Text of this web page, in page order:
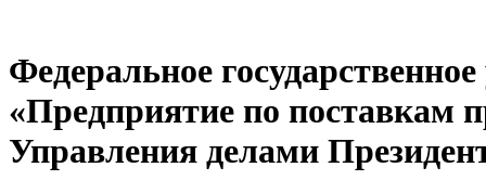
Федеральное
«Предприятие по поставкам
Управления делами